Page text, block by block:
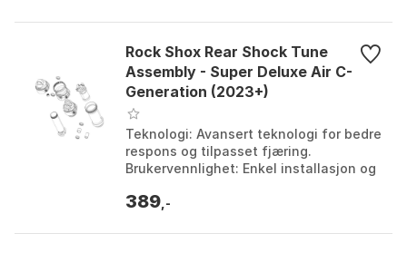
Rock Shox Rear Shock Tune
Assembly - Super Deluxe Air C-
Generation (2023+)
Teknologi: Avansert teknologi for bedre
respons og tilpasset fjæring.
Brukervennlighet: Enkel installasjon og
Bygget f...
389 ,-